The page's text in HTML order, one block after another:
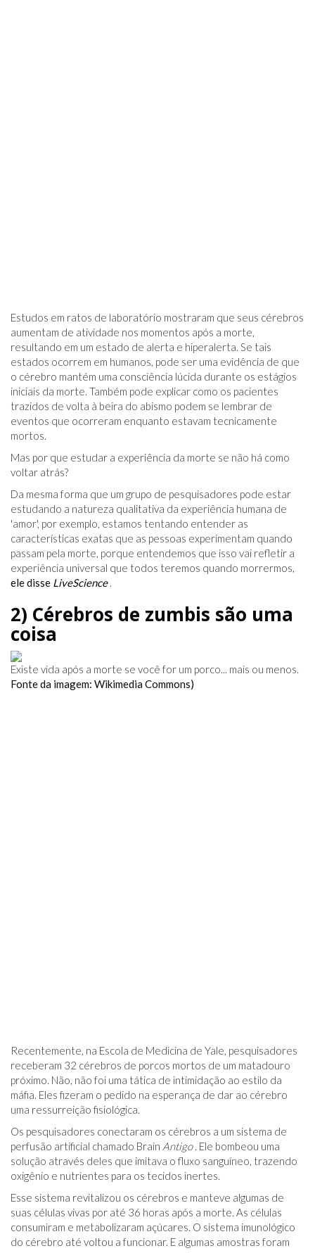
Estudos em ratos de laboratório mostraram que seus cérebros
aumentam de atividade nos momentos após a morte,
resultando em um estado de alerta e hiperalerta. Se tais
estados ocorrem em humanos, pode ser uma evidência de que
o cérebro mantém uma consciência lúcida durante os estágios
iniciais da morte. Também pode explicar como os pacientes
trazidos de volta à beira do abismo podem se lembrar de
eventos que ocorreram enquanto estavam tecnicamente
mortos.
Mas por que estudar a experiência da morte se não há como
voltar atrás?
Da mesma forma que um grupo de pesquisadores pode estar
estudando a natureza qualitativa da experiência humana de
'amor', por exemplo, estamos tentando entender as
características exatas que as pessoas experimentam quando
passam pela morte, porque entendemos que isso vai refletir a
experiência universal que todos teremos quando morrermos,
ele disse LiveScience .
2) Cérebros de zumbis são uma
coisa
Existe vida após a morte se você for um porco... mais ou menos.
Fonte da imagem: Wikimedia Commons)
Recentemente, na Escola de Medicina de Yale, pesquisadores
receberam 32 cérebros de porcos mortos de um matadouro
próximo. Não, não foi uma tática de intimidação ao estilo da
máfia. Eles fizeram o pedido na esperança de dar ao cérebro
uma ressurreição fisiológica.
Os pesquisadores conectaram os cérebros a um sistema de
perfusão artificial chamado Brain Antigo. Ele bombeou uma
solução através deles que imitava o fluxo sanguíneo, trazendo
oxigênio e nutrientes para os tecidos inertes.
Esse sistema revitalizou os cérebros e manteve algumas de
suas células vivas por até 36 horas após a morte. As células
consumiram e metabolizaram açúcares. O sistema imunológico
do cérebro até voltou a funcionar. E algumas amostras foram